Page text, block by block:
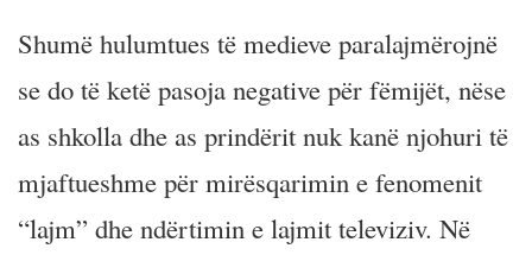
Shumë hulumtues të medieve paralajmërojnë
se do të ketë pasoja negative për fëmijët, nëse
as shkolla dhe as prindërit nuk kanë njohuri të
mjaftueshme për mirësqarimin e fenomenit
“lajm” dhe ndërtimin e lajmit televiziv. Në